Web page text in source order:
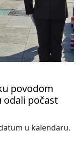
povodom
odali počast
u kalendaru.